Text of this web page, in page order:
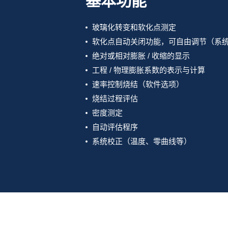
玻璃化转变和软化点测定
软化点自动关闭功能，可自由调节（系
绝对或相对膨胀 / 收缩的显示
工程 / 物理膨胀系数的表示与计算
速率控制烧结（软件选项）
烧结过程评估
密度测定
自动评估程序
系统校正（温度、零曲线等）